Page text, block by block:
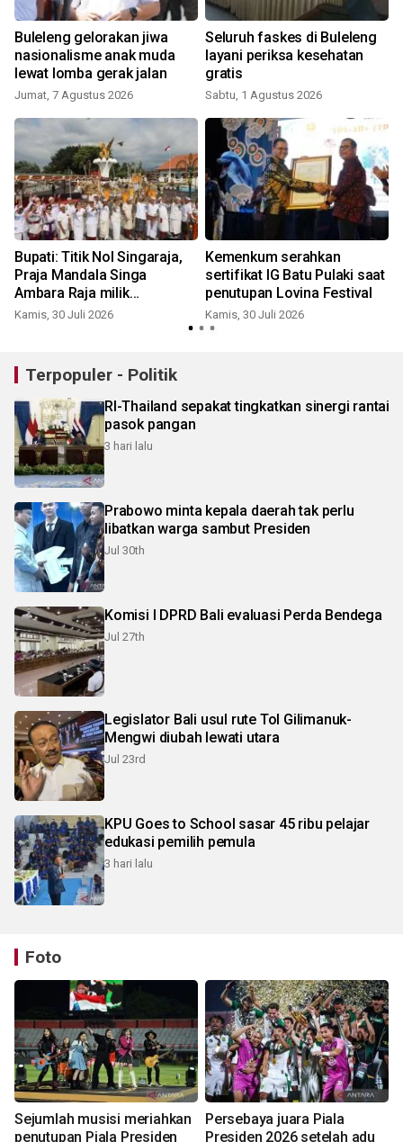
Buleleng gelorakan jiwa
nasionalisme anak muda
lewat lomba gerak jalan
Jumat, 7 Agustus 2026
Seluruh faskes di Buleleng
layani periksa kesehatan
gratis
Sabtu, 1 Agustus 2026
Bupati: Titik Nol Singaraja,
Praja Mandala Singa
Ambara Raja milik
masyarakat Buleleng
Kamis, 30 Juli 2026
Kemenkum serahkan
sertifikat IG Batu Pulaki saat
penutupan Lovina Festival
Kamis, 30 Juli 2026
Terpopuler - Politik
RI-Thailand sepakat tingkatkan sinergi rantai
pasok pangan
3 hari lalu
Prabowo minta kepala daerah tak perlu
libatkan warga sambut Presiden
Jul 30th
Komisi I DPRD Bali evaluasi Perda Bendega
Jul 27th
Legislator Bali usul rute Tol Gilimanuk-
Mengwi diubah lewati utara
Jul 23rd
KPU Goes to School sasar 45 ribu pelajar
edukasi pemilih pemula
3 hari lalu
Foto
Sejumlah musisi meriahkan
penutupan Piala Presiden
Persebaya juara Piala
Presiden 2026 setelah adu